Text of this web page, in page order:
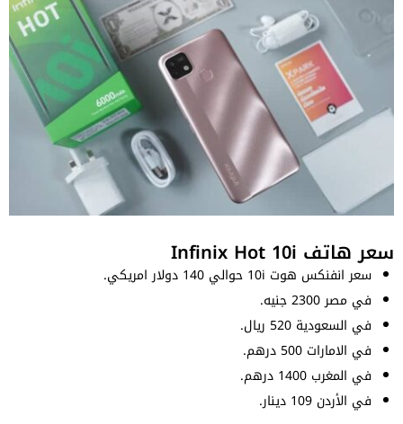
سعر هاتف Infinix Hot 10i
سعر انفنكس هوت 10i حوالي 140 دولار امريكي.
في مصر 2300 جنيه.
في السعودية 520 ريال.
في الامارات 500 درهم.
في المغرب 1400 درهم.
في الأردن 109 دينار.